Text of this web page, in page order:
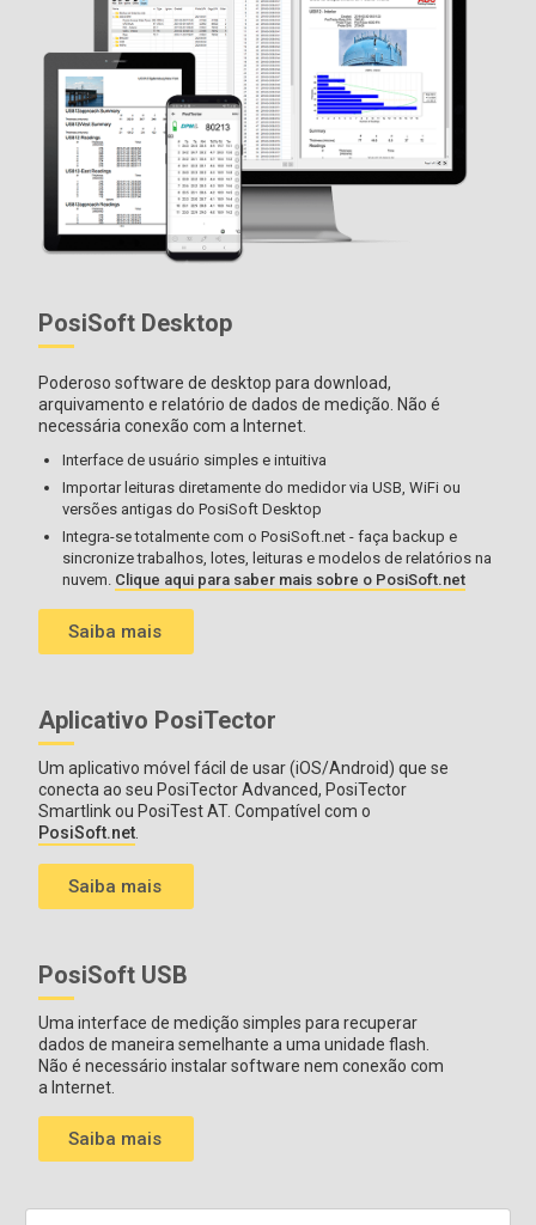
PosiSoft Desktop
Poderoso software de desktop para download,
arquivamento e relatório de dados de medição. Não é
necessária conexão com a Internet.
Interface de usuário simples e intuitiva
Importar leituras diretamente do medidor via USB, WiFi ou
versões antigas do PosiSoft Desktop
Integra-se totalmente com o PosiSoft.net - faça backup e
sincronize trabalhos, lotes, leituras e modelos de relatórios na
nuvem. Clique aqui para saber mais sobre o PosiSoft.net
Saiba mais
Aplicativo PosiTector
Um aplicativo móvel fácil de usar (iOS/Android) que se
conecta ao seu PosiTector Advanced, PosiTector
Smartlink ou PosiTest AT. Compatível com o
PosiSoft.net
Saiba mais
PosiSoft USB
Uma interface de medição simples para recuperar
dados de maneira semelhante a uma unidade flash.
Não é necessário instalar software nem conexão com
a Internet.
Saiba mais